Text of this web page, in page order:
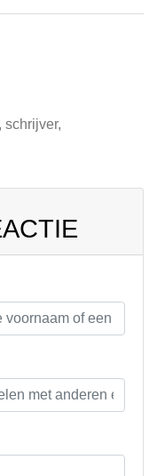
schrijver,